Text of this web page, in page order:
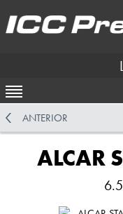
ACTIVAR NAVEGACIÓN
ANTERIOR
ALCAR